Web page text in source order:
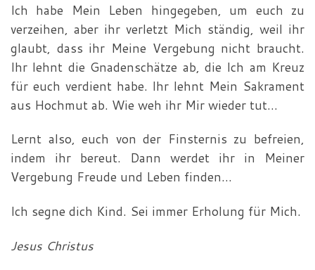
Ich habe Mein Leben hingegeben, um euch zu
verzeihen, aber ihr verletzt Mich ständig, weil ihr
glaubt, dass ihr Meine Vergebung nicht braucht.
Ihr lehnt die Gnadenschätze ab, die Ich am Kreuz
für euch verdient habe. Ihr lehnt Mein Sakrament
aus Hochmut ab. Wie weh ihr Mir wieder tut…
Lernt also, euch von der Finsternis zu befreien,
indem ihr bereut. Dann werdet ihr in Meiner
Vergebung Freude und Leben finden…
Ich segne dich Kind. Sei immer Erholung für Mich.
Jesus Christus